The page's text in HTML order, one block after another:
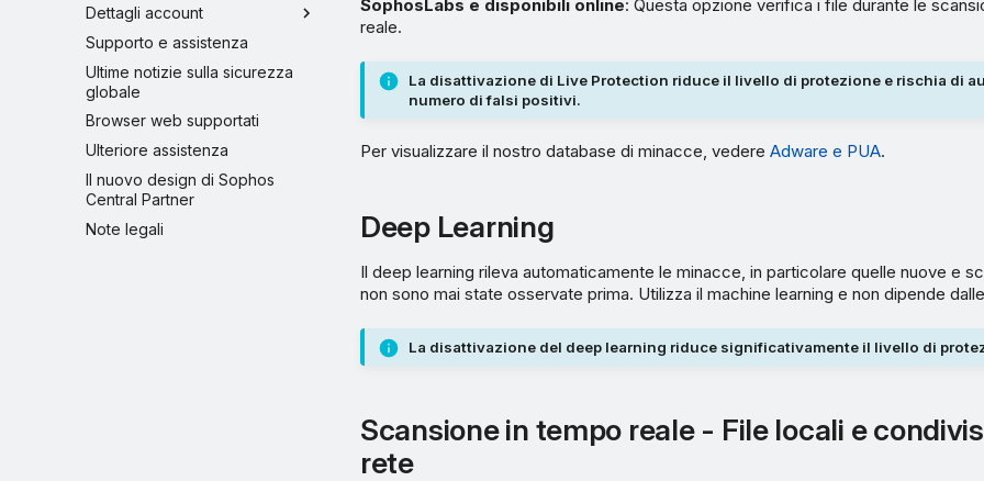
Dettagli account
Supporto e assistenza
Ultime notizie sulla sicurezza
globale
Browser web supportati
Ulteriore assistenza
Il nuovo design di Sophos
Central Partner
Note legali
SophosLabs e disponibili online: Questa opzione verifica i file durante le
reale.
La disattivazione di Live Protection riduce il livello di protezione e rischia di
numero di falsi positivi.
Per visualizzare il nostro database di minacce, vedere Adware e PUA.
Deep Learning
Il deep learning rileva automaticamente le minacce, in particolare quelle nuove e
non sono mai state osservate prima. Utilizza il machine learning e non dipende
La disattivazione del deep learning riduce significativamente il livello di
Scansione in tempo reale - File locali e
rete